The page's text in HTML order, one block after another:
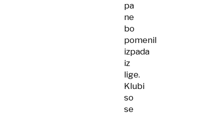
pa
ne
bo
pomenil
izpada
iz
lige.
Klubi
so
se